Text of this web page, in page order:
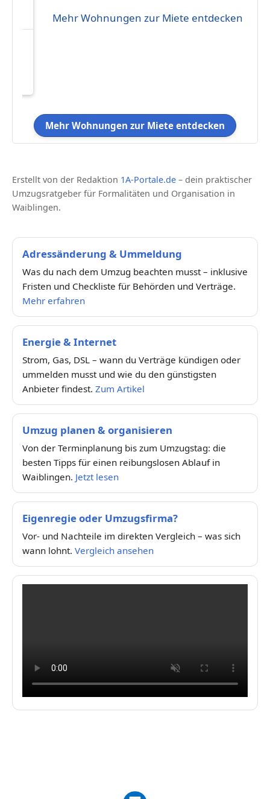
Mehr Wohnungen zur Miete entdecken
Mehr Wohnungen zur Miete entdecken
Erstellt von der Redaktion 1A-Portale.de – dein praktischer
Umzugsratgeber für Formalitäten und Organisation in
Waiblingen.
Adressänderung & Ummeldung
Was du nach dem Umzug beachten musst – inklusive
Fristen und Checkliste für Behörden und Verträge.
Mehr erfahren
Energie & Internet
Strom, Gas, DSL – wann du Verträge kündigen oder
ummelden musst und wie du den günstigsten
Anbieter findest. Zum Artikel
Umzug planen & organisieren
Von der Terminplanung bis zum Umzugstag: die
besten Tipps für einen reibungslosen Ablauf in
Waiblingen. Jetzt lesen
Eigenregie oder Umzugsfirma?
Vor- und Nachteile im direkten Vergleich – was sich
wann lohnt. Vergleich ansehen